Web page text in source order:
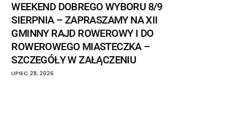
WEEKEND DOBREGO WYBORU 8/9
SIERPNIA – ZAPRASZAMY NA XII
GMINNY RAJD ROWEROWY I DO
ROWEROWEGO MIASTECZKA –
SZCZEGÓŁY W ZAŁĄCZENIU
LIPIEC 28,2026